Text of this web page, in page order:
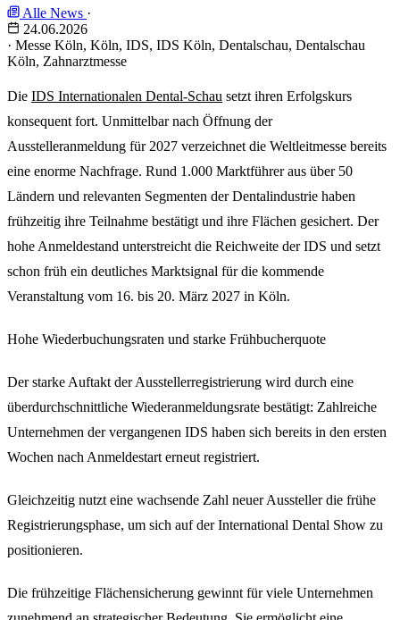
Alle News ·
24.06.2026
· Messe Köln, Köln, IDS, IDS Köln, Dentalschau, Dentalschau
Köln, Zahnarztmesse
Die IDS Internationalen Dental-Schau setzt ihren Erfolgskurs
konsequent fort. Unmittelbar nach Öffnung der
Ausstelleranmeldung für 2027 verzeichnet die Weltleitmesse bereits
eine enorme Nachfrage. Rund 1.000 Marktführer aus über 50
Ländern und relevanten Segmenten der Dentalindustrie haben
frühzeitig ihre Teilnahme bestätigt und ihre Flächen gesichert. Der
hohe Anmeldestand unterstreicht die Reichweite der IDS und setzt
schon früh ein deutliches Marktsignal für die kommende
Veranstaltung vom 16. bis 20. März 2027 in Köln.
Hohe Wiederbuchungsraten und starke Frühbucherquote
Der starke Auftakt der Ausstellerregistrierung wird durch eine
überdurchschnittliche Wiederanmeldungsrate bestätigt: Zahlreiche
Unternehmen der vergangenen IDS haben sich bereits in den ersten
Wochen nach Anmeldestart erneut registriert.
Gleichzeitig nutzt eine wachsende Zahl neuer Aussteller die frühe
Registrierungsphase, um sich auf der International Dental Show zu
positionieren.
Die frühzeitige Flächensicherung gewinnt für viele Unternehmen